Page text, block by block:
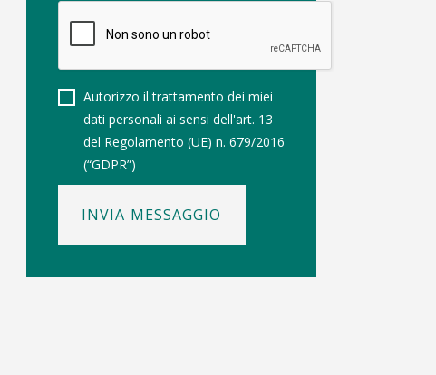
Autorizzo il trattamento dei miei
dati personali ai sensi dell'art. 13
del Regolamento (UE) n. 679/2016
(“GDPR”)
INVIA MESSAGGIO